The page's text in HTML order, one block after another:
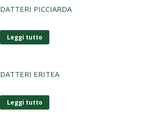
DATTERI PICCIARDA
Leggi tutto
DATTERI ERITEA
Leggi tutto